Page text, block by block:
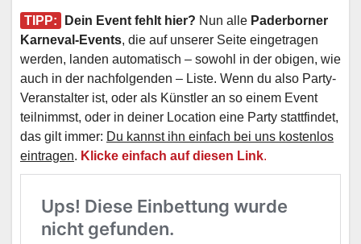
TIPP: Dein Event fehlt hier? Nun alle Paderborner
Karneval-Events, die auf unserer Seite eingetragen
werden, landen automatisch – sowohl in der obigen, wie
auch in der nachfolgenden – Liste. Wenn du also Party-
Veranstalter ist, oder als Künstler an so einem Event
teilnimmst, oder in deiner Location eine Party stattfindet,
das gilt immer: Du kannst ihn einfach bei uns kostenlos
eintragen. Klicke einfach auf diesen Link.